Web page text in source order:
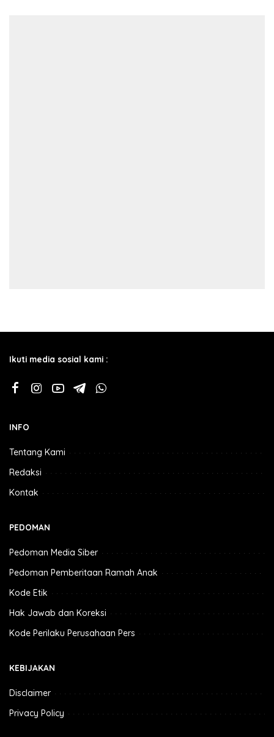
Ikuti media sosial kami :
INFO
Tentang Kami
Redaksi
Kontak
PEDOMAN
Pedoman Media Siber
Pedoman Pemberitaan Ramah Anak
Kode Etik
Hak Jawab dan Koreksi
Kode Perilaku Perusahaan Pers
KEBIJAKAN
Disclaimer
Privacy Policy